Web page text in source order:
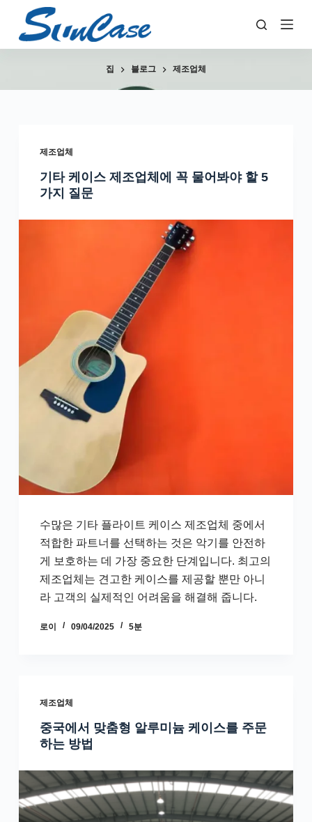
텐
츠
건
집 블로그 제조업체
제조업체
기타 케이스 제조업체에 꼭 물어봐야 할 5
가지 질문
수많은 기타 플라이트 케이스 제조업체 중에서
적합한 파트너를 선택하는 것은 악기를 안전하
게 보호하는 데 가장 중요한 단계입니다. 최고의
제조업체는 견고한 케이스를 제공할 뿐만 아니
라 고객의 실제적인 어려움을 해결해 줍니다.
로이 09/04/2025 5분
제조업체
중국에서 맞춤형 알루미늄 케이스를 주문
하는 방법